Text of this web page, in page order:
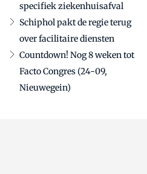
specifiek ziekenhuisafval
Schiphol pakt de regie terug
over facilitaire diensten
Countdown! Nog 8 weken tot
Facto Congres (24-09,
Nieuwegein)